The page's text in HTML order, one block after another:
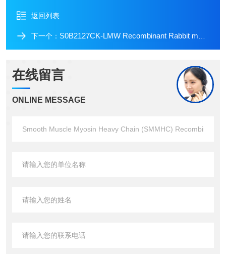
返回列表
下一个： S0B2127CK-LMW Recombinant Rabbit mAb (SDT-P003)
在线留言
ONLINE MESSAGE